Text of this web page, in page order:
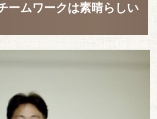
ームワークは素晴らしい